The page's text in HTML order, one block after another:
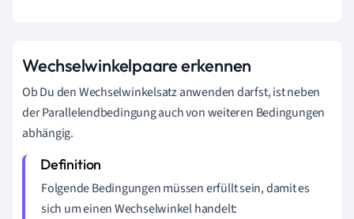
Wechselwinkelpaare erkennen
Ob Du den Wechselwinkelsatz anwenden darfst, ist neben
der Parallelendbedingung auch von weiteren Bedingungen
abhängig.
Folgende Bedingungen müssen erfüllt sein, damit es
sich um einen Wechselwinkel handelt: